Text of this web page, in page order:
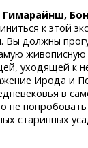
Гимарайнш,
к этой
Вы должны
живописную
уходящей к
Ирода и
в
старинных